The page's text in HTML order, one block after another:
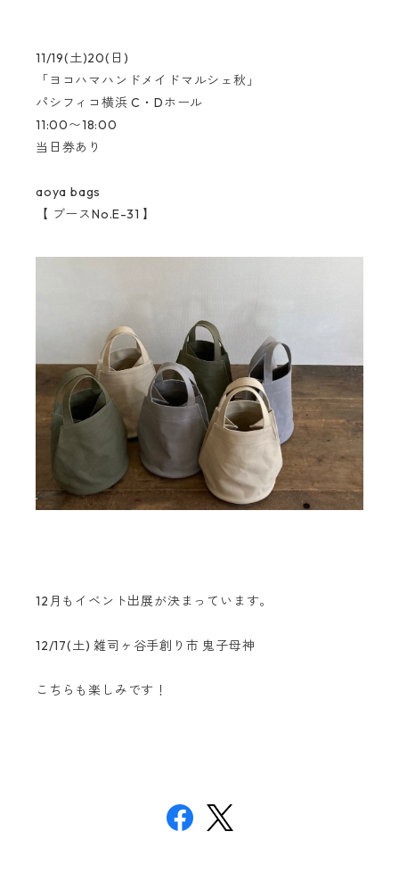
11/19(土)20(日)
「ヨコハマハンドメイドマルシェ秋」
パシフィコ横浜 C・Dホール
11:00〜18:00
当日券あり
aoya bags
【 ブースNo.E-31 】
12月もイベント出展が決まっています。
12/17(土) 雑司ヶ谷手創り市 鬼子母神
こちらも楽しみです！